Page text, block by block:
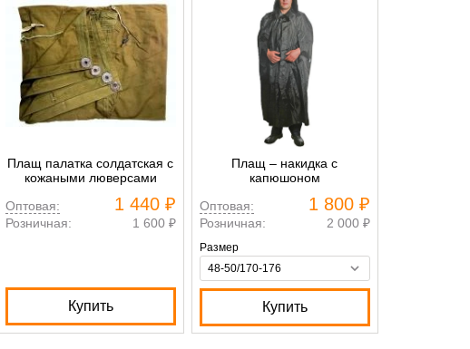
Плащ палатка солдатская с
кожаными люверсами
Оптовая:
1 440 ₽
Розничная: 1 600 ₽
Купить
Плащ – накидка с
капюшоном
Оптовая:
1 800 ₽
Розничная: 2 000 ₽
Размер
Купить